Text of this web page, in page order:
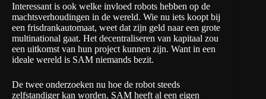
Interessant is ook welke invloed robots hebben op de
machtsverhoudingen in de wereld. Wie nu iets koopt bij
een frisdrankautomaat, weet dat zijn geld naar een grote
multinational gaat. Het decentraliseren van kapitaal zou
een uitkomst van hun project kunnen zijn. Want in een
ideale wereld is SAM niemands bezit.
De twee onderzoeken nu hoe de robot steeds
zelfstandiger kan worden. SAM heeft al een eigen